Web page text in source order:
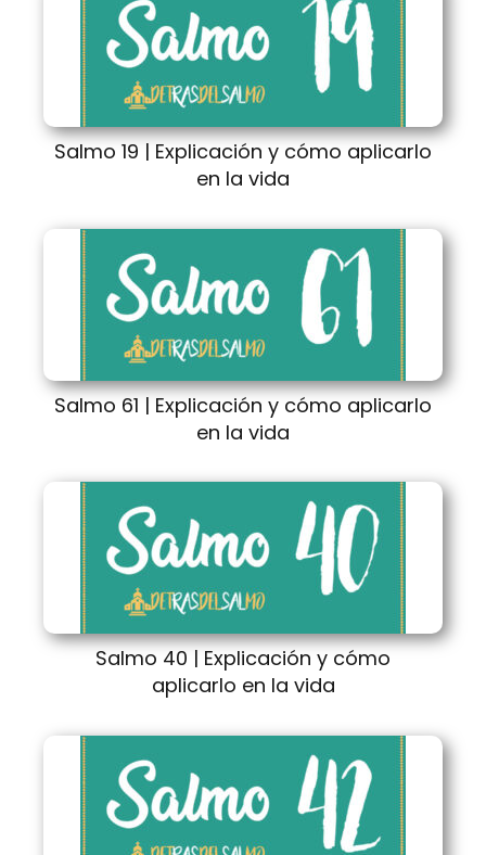
Salmo 19 | Explicación y cómo aplicarlo
en la vida
Salmo 61 | Explicación y cómo aplicarlo
en la vida
Salmo 40 | Explicación y cómo
aplicarlo en la vida